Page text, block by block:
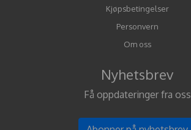
Kjøpsbetingelser
Personvern
Om oss
Nyhetsbrev
Få oppdateringer fra oss